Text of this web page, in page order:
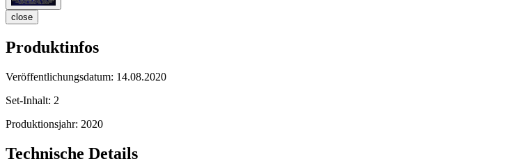
close
Produktinfos
Veröffentlichungsdatum: 14.08.2020
Set-Inhalt: 2
Produktionsjahr: 2020
Technische Details